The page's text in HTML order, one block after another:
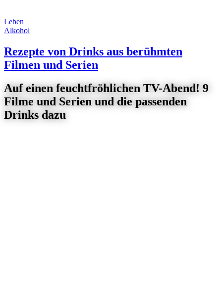
Leben
Alkohol
Rezepte von Drinks aus berühmten
Filmen und Serien
Auf einen feuchtfröhlichen TV-Abend! 9
Filme und Serien und die passenden
Drinks dazu